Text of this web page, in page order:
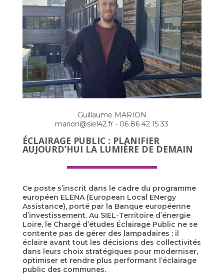
Guillaume MARION
marion@siel42.fr - 06 86 42 15 33
ÉCLAIRAGE PUBLIC : PLANIFIER
AUJOURD’HUI LA LUMIÈRE DE DEMAIN
Ce poste s’inscrit dans le cadre du programme
européen ELENA (European Local ENergy
Assistance), porté par la Banque européenne
d’investissement. Au SIEL-Territoire d’énergie
Loire, le Chargé d’études Éclairage Public ne se
contente pas de gérer des lampadaires : il
éclaire avant tout les décisions des collectivités
dans leurs choix stratégiques pour moderniser,
optimiser et rendre plus performant l’éclairage
public des communes.